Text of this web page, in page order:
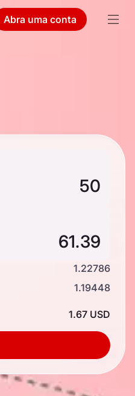
Abra uma conta
1.22786
1.19448
1.67 USD